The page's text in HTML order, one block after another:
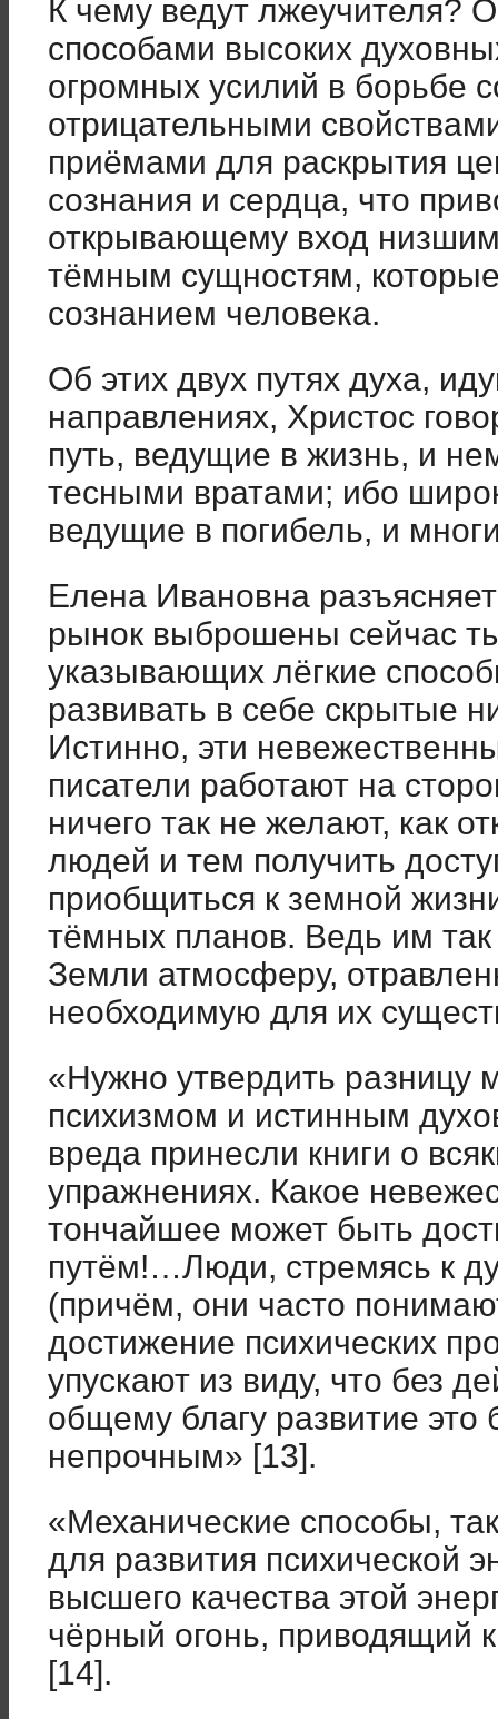
К чему ведут лжеучителя?
способами высоких
огромных усилий в борьбе
отрицательными
приёмами для раскрытия
сознания и сердца, что
открывающему вход
тёмным сущностям,
сознанием человека.
Об этих двух путях духа,
направлениях, Христос
путь, ведущие в жизнь, и
тесными вратами; ибо
ведущие в погибель, и
Елена Ивановна
рынок выброшены сейчас
указывающих лёгкие
развивать в себе скрытые
Истинно, эти
писатели работают на
ничего так не желают, как
людей и тем получить
приобщиться к земной
тёмных планов. Ведь им так
Земли атмосферу,
необходимую для их
«Нужно утвердить
психизмом и истинным
вреда принесли книги о
упражнениях. Какое
тончайшее может быть
путём!…Люди, стремясь к
(причём, они часто
достижение психических
упускают из виду, что без
общему благу развитие это
непрочным» [13].
«Механические способы,
для развития психической
высшего качества этой
чёрный огонь, приводящий
[14].